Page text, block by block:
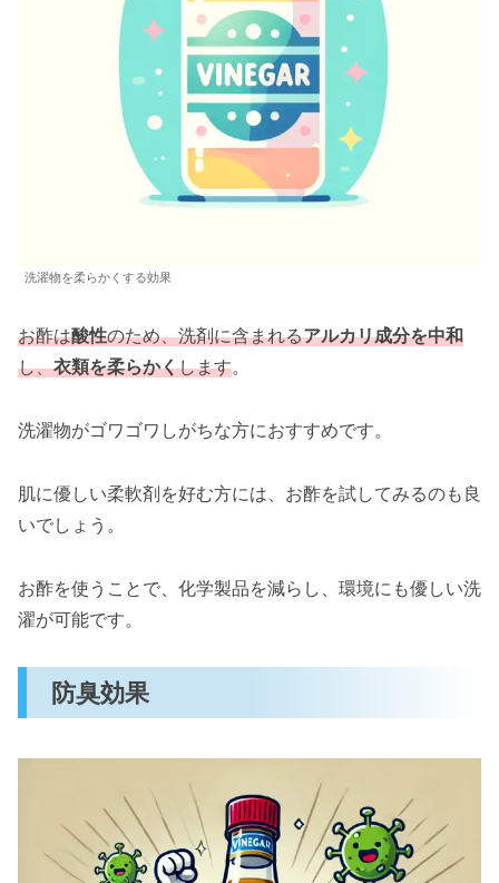
洗濯物を柔らかくする効果
お酢は酸性のため、洗剤に含まれるアルカリ成分を中和
し、衣類を柔らかくします。
洗濯物がゴワゴワしがちな方におすすめです。
肌に優しい柔軟剤を好む方には、お酢を試してみるのも良
いでしょう。
お酢を使うことで、化学製品を減らし、環境にも優しい洗
濯が可能です。
防臭効果